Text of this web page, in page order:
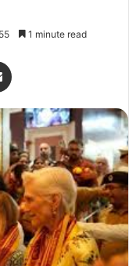
55 1 minute read